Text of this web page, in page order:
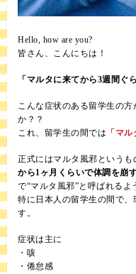
Hello, how are you?
皆さん、こんにちは！
「マルタに来てから3週間ぐ
こんな症状のある留学生の
か？？
これ、留学生の間では 「マル
正式にはマルタ風邪というも
から1ヶ月くらいで体調を崩
で“マルタ風邪”と呼ばれるよ
特に日本人の留学生の間で
す。
症状は主に
・咳
・倦怠感